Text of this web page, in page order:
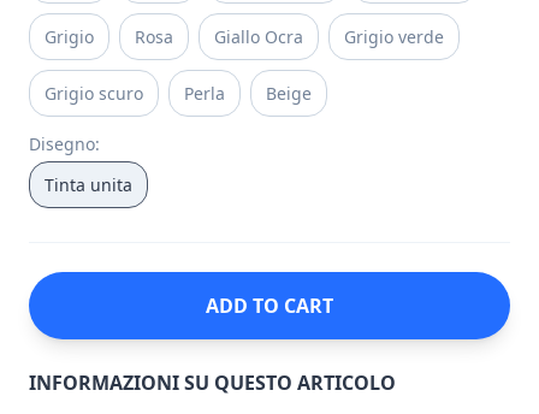
Grigio Rosa Giallo Ocra Grigio verde
Grigio scuro Perla Beige
Disegno:
Tinta unita
ADD TO CART
INFORMAZIONI SU QUESTO ARTICOLO